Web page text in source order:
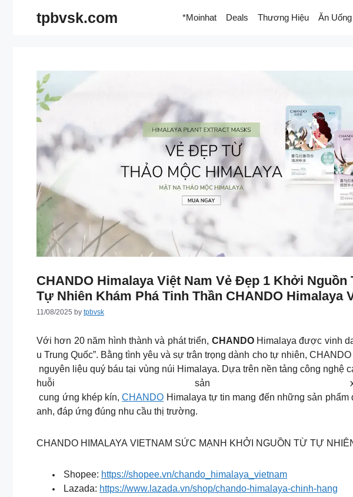
tpbvsk.com *Moinhat Deals Thương Hiệu Ăn Uống
CHANDO Himalaya Việt Nam Vẻ Đẹp 1 Khởi
Tự Nhiên Khám Phá Tinh Thần CHANDO Himalaya
11/08/2025 by tpbvsk
Với hơn 20 năm hình thành và phát triển, CHANDOHimalaya được vinh
u Trung Quốc”. Bằng tình yêu và sự trân trọng dành cho tự nhiên,
nguyên liệu quý báu tại vùng núi Himalaya. Dựa trên nền tảng công nghệ
huỗi sản
cung ứng khép kín,CHANDO Himalaya tự tin mang đến những sản phẩm
anh, đáp ứng đúng nhu cầu thị trường.
CHANDO HIMALAYA VIETNAM SỨC MẠNH KHỞI NGUỒN TỪ TỰ
Shopee: https://shopee.vn/chando_himalaya_vietnam
Lazada: https://www.lazada.vn/shop/chando-himalaya-chinh-hang